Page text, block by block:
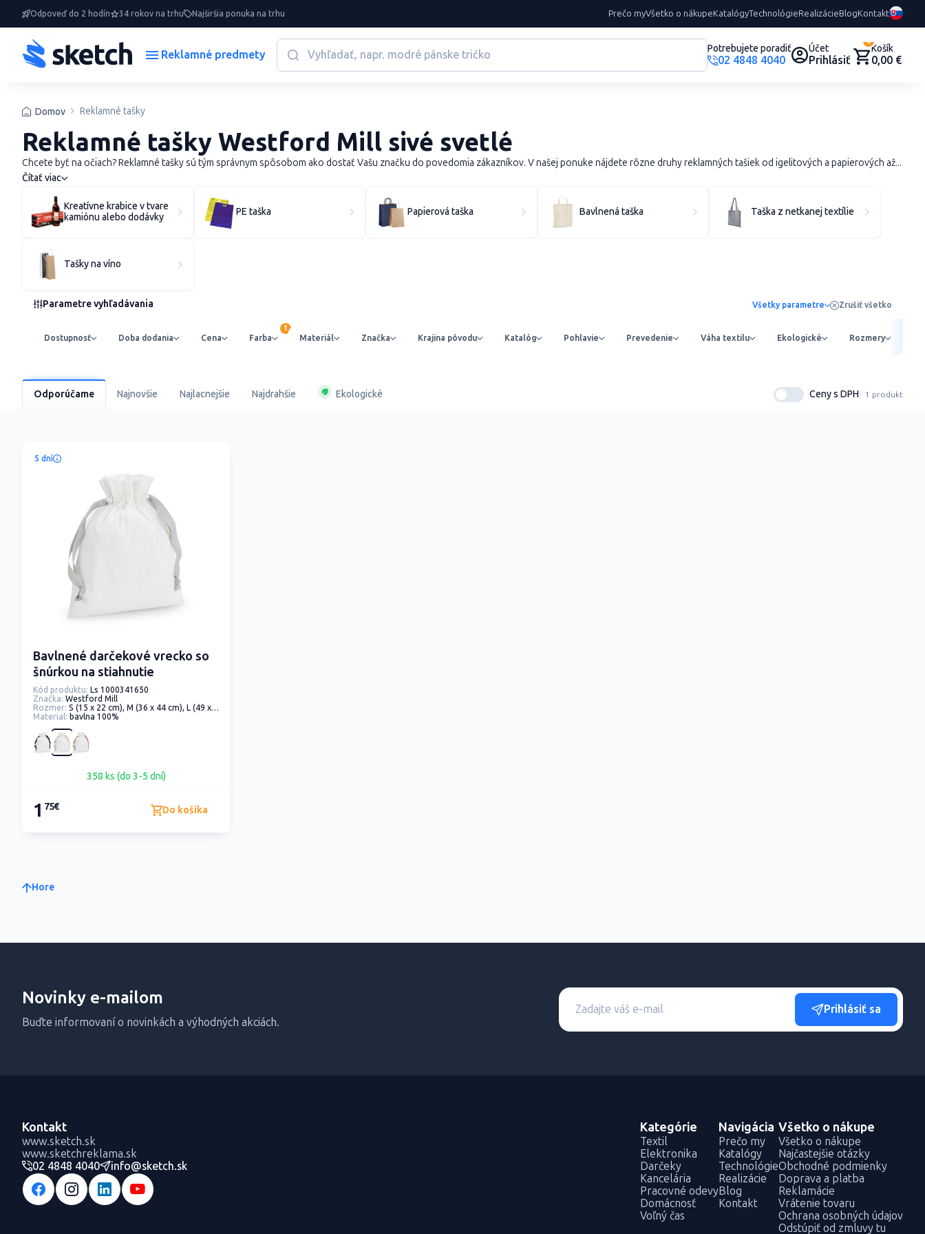
Odpoveď do 2 hodín 34 rokov na trhu Najširšia ponuka na trhu Prečo myVšetko o nákupeKatalógyTechnológieRealizácieBlogKontakt
Reklamné predmety Potrebujete poradiť
02 4848 4040
Účet
Prihlásiť
0
Košík
0,00 €
Domov Reklamné tašky
Reklamné tašky Westford Mill sivé svetlé
Chcete byť na očiach? Reklamné tašky sú tým správnym spôsobom ako dostať Vašu značku do povedomia zákazníkov. V našej ponuke nájdete rôzne druhy reklamných tašiek od igelitových a papierových až...
Čítať viac
Kreatívne krabice v tvare
kamiónu alebo dodávky
PE taška Papierová taška Bavlnená taška Taška z netkanej textílie
Tašky na víno
Parametre vyhľadávania Všetky parametre Zrušiť všetko
Dostupnosť Doba dodania Cena Farba Materiál Značka Krajina pôvodu Katalóg Pohlavie Prevedenie Váha textilu Ekologické Rozmery
Odporúčame Najnovšie Najlacnejšie Najdrahšie Ekologické Ceny s DPH 1 produkt
5 dní
Bavlnené darčekové vrecko so
šnúrkou na stiahnutie
Kód produktu: Ls 1000341650
Značka: Westford Mill
Rozmer: S (15 x 22 cm), M (36 x 44 cm), L (49 x 62 cm)
Material: bavlna 100%
358 ks (do 3-5 dní)
1 75€ Do košíka
Hore
Novinky e-mailom
Buďte informovaní o novinkách a výhodných akciách.
Prihlásiť sa
Kontakt
www.sketch.sk
www.sketchreklama.sk
02 4848 4040
info@sketch.sk
Kategórie
Textil
Elektronika
Darčeky
Kancelária
Pracovné odevy
Domácnosť
Voľný čas
Navigácia
Prečo my
Katalógy
Technológie
Realizácie
Blog
Kontakt
Všetko o nákupe
Všetko o nákupe
Najčastejšie otázky
Obchodné podmienky
Doprava a platba
Reklamácie
Vrátenie tovaru
Ochrana osobných údajov
Odstúpiť od zmluvy tu